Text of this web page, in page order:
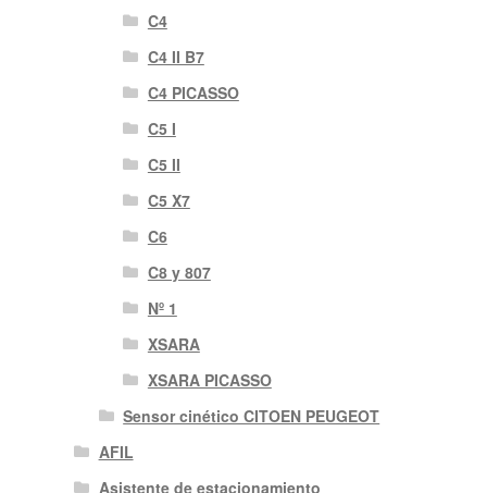
C4
C4 II B7
C4 PICASSO
C5 I
C5 II
C5 X7
C6
C8 y 807
Nº 1
XSARA
XSARA PICASSO
Sensor cinético CITOEN PEUGEOT
AFIL
Asistente de estacionamiento